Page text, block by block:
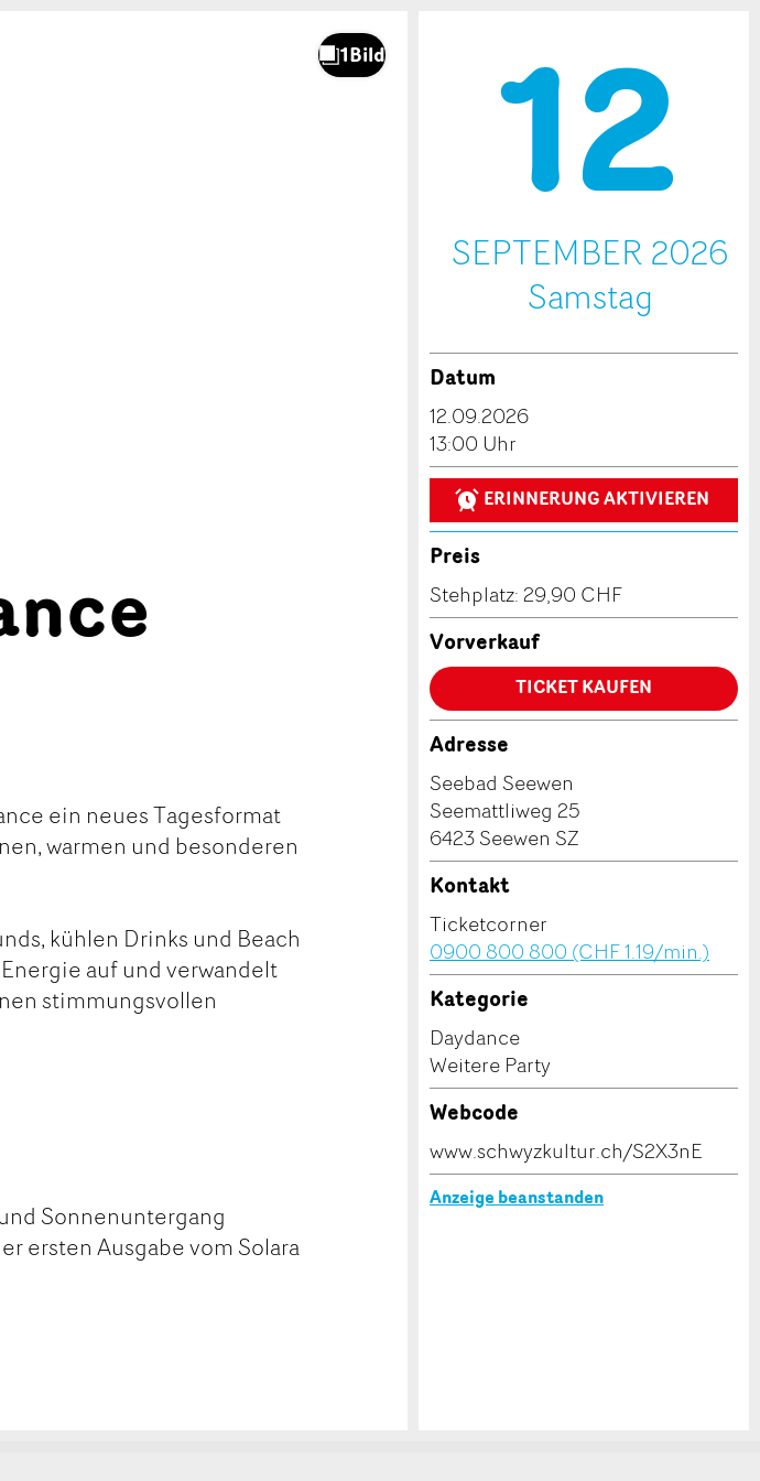
ein neues Tagesformat
warmen und besonderen
kühlen Drinks und Beach
auf und verwandelt
stimmungsvollen
Sonnenuntergang
ersten Ausgabe vom Solara
Samstag
12
SEPTEMBER 2026
Datum
12.09.2026
13:00 Uhr
ERINNERUNG AKTIVIEREN
Preis
Stehplatz: 29,90 CHF
Vorverkauf
TICKET KAUFEN
Adresse
Seebad Seewen
Seemattliweg 25
6423 Seewen SZ
Kontakt
Ticketcorner
0900 800 800 (CHF 1.19/min.)
Kategorie
Daydance
Weitere Party
Webcode
www.schwyzkultur.ch/S2X3nE
Anzeige beanstanden